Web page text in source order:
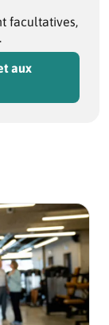
facultatives,
aux